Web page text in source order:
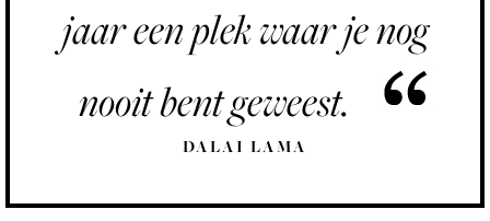
jaar een plek waar je nog
nooit bent geweest.
DALAI LAMA